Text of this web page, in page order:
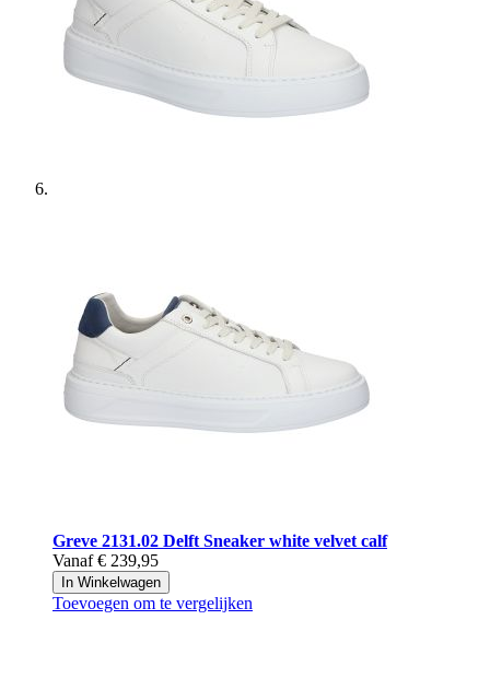
Greve 2131.02 Delft Sneaker white velvet calf
Vanaf € 239,95
In Winkelwagen
Toevoegen om te vergelijken